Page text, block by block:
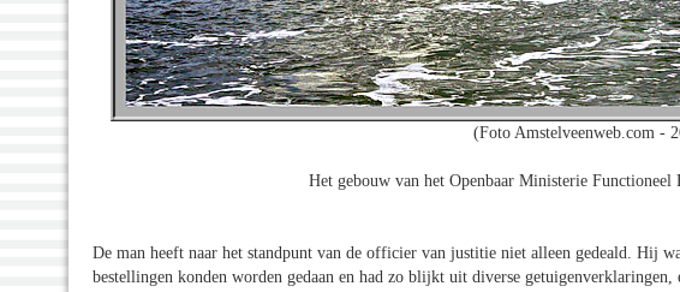
(Foto Amstelveenweb.com -
Het gebouw van het Openbaar Ministerie Functioneel
De man heeft naar het standpunt van de officier van justitie niet alleen gedeald. Hij
bestellingen konden worden gedaan en had zo blijkt uit diverse